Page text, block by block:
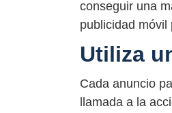
conseguir una
publicidad móvil
Utiliza
Cada anuncio
llamada a la